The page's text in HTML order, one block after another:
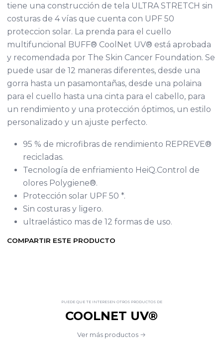
tiene una construcción de tela ULTRA STRETCH sin
costuras de 4 vías que cuenta con UPF 50
proteccion solar. La prenda para el cuello
multifuncional BUFF® CoolNet UV® está aprobada
y recomendada por The Skin Cancer Foundation. Se
puede usar de 12 maneras diferentes, desde una
gorra hasta un pasamontañas, desde una polaina
para el cuello hasta una cinta para el cabello, para
un rendimiento y una protección óptimos, un estilo
personalizado y un ajuste perfecto.
95 % de microfibras de rendimiento REPREVE®
recicladas.
Tecnología de enfriamiento HeiQ.Control de
olores Polygiene®.
Protección solar UPF 50 *.
Sin costuras y ligero.
ultraelástico mas de 12 formas de uso.
COMPARTIR ESTE PRODUCTO
PUEDE QUE TE INTERESEN OTROS PRODUCTOS DE
COOLNET UV®
Ver más productos